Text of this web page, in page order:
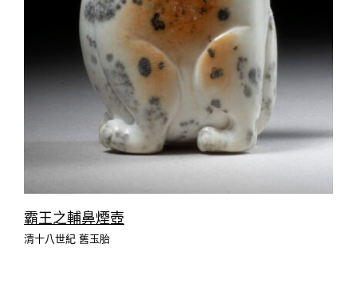
霸王之輔鼻煙壺
清十八世紀 舊玉胎